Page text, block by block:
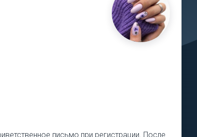
письмо при регистрации. После